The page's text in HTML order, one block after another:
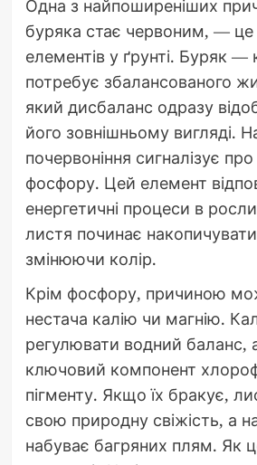
Одна з найпоширеніших
буряка стає червоним, — це
елементів у ґрунті. Буряк —
потребує збалансованого
який дисбаланс одразу
його зовнішньому вигляді.
почервоніння сигналізує
фосфору. Цей елемент
енергетичні процеси в
листя починає
змінюючи колір.
Крім фосфору, причиною
нестача калію чи магнію.
регулювати водний баланс,
ключовий компонент
пігменту. Якщо їх бракує,
свою природну свіжість, а
набуває багряних плям. Як